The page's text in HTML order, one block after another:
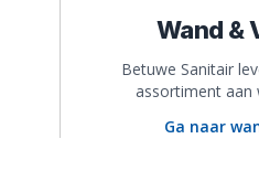
Wand &
Betuwe Sanitair
assortiment aan
Ga naar